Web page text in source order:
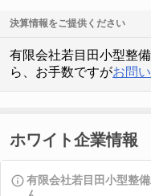
決算情報をご提供ください
有限会社若目田小型整
ら、お手数ですがお問
ホワイト企業情報
有限会社若目田小型整